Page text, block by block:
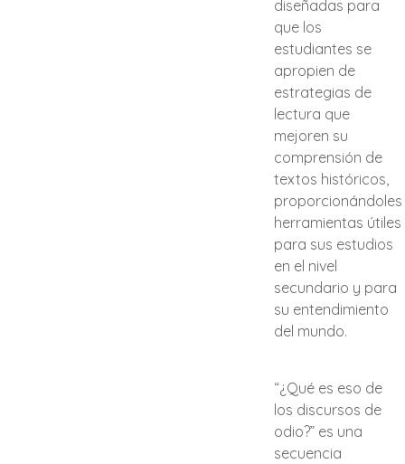
diseñadas para
que los
estudiantes se
apropien de
estrategias de
lectura que
mejoren su
comprensión de
textos históricos,
proporcionándoles
herramientas útiles
para sus estudios
en el nivel
secundario y para
su entendimiento
del mundo.
“¿Qué es eso de
los discursos de
odio?” es una
secuencia